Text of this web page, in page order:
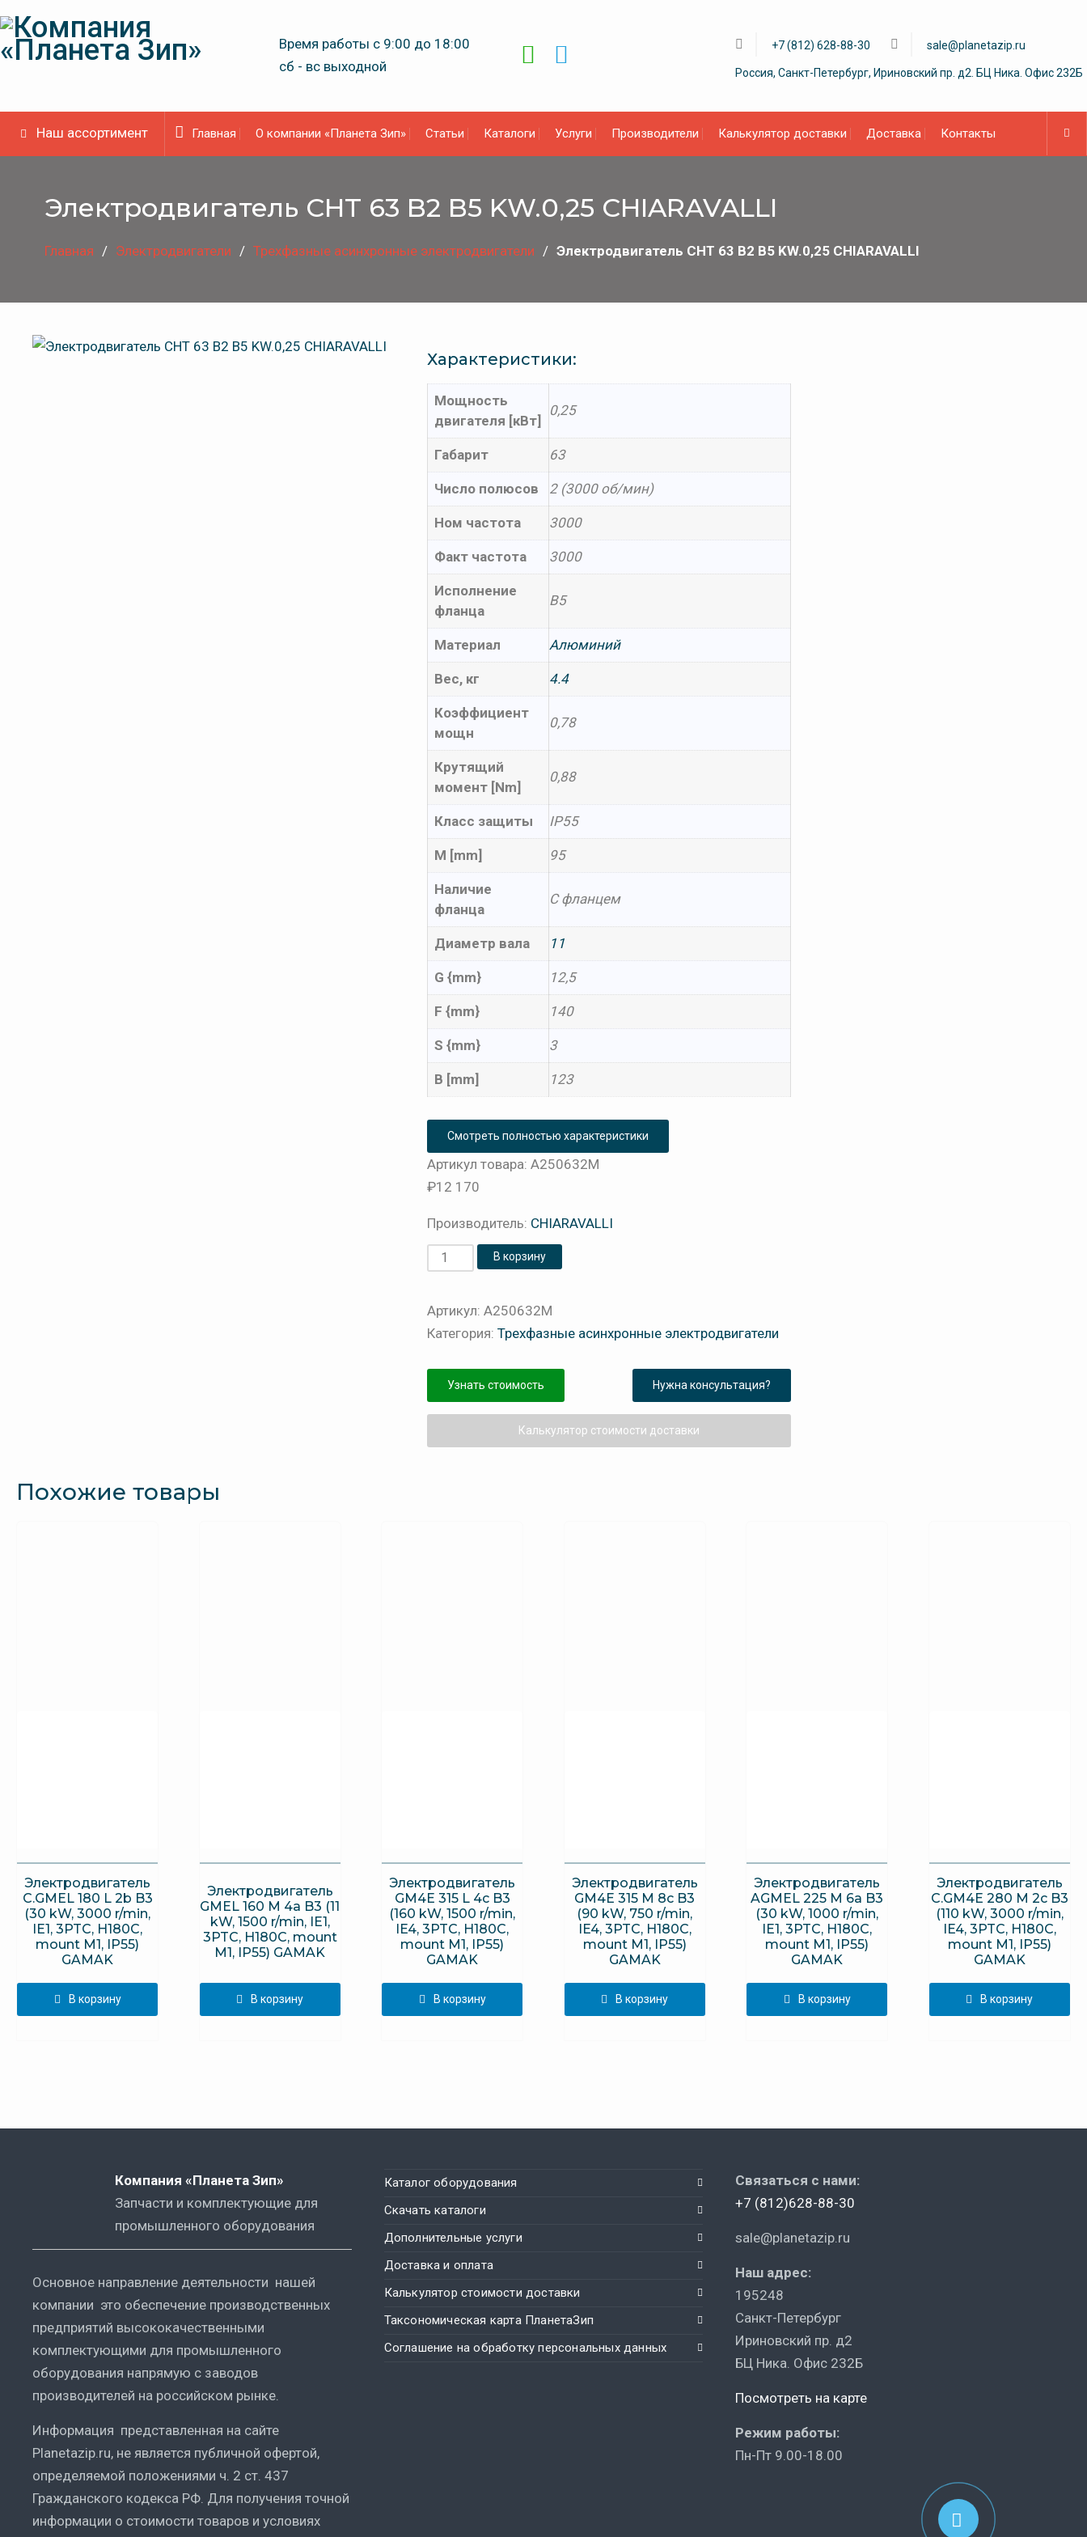
to
content
Время работы с 9:00 до 18:00
сб - вс выходной
+7 (812) 628-88-30 sale@planetazip.ru
Россия, Санкт-Петербург, Ириновский пр. д2. БЦ Ника. Офис 232Б
Наш ассортимент Главная О компании «Планета Зип» Статьи Каталоги Услуги Производители Калькулятор доставки Доставка Контакты
Электродвигатель CHT 63 B2 B5 KW.0,25 CHIARAVALLI
Главная Электродвигатели Трехфазные асинхронные электродвигатели Электродвигатель CHT 63 B2 B5 KW.0,25 CHIARAVALLI
Характеристики:
Мощность
двигателя [кВт]
0,25
Габарит 63
Число полюсов 2 (3000 об/мин)
Ном частота 3000
Факт частота 3000
Исполнение
фланца
B5
Материал Алюминий
Вес, кг 4.4
Коэффициент
мощн
0,78
Крутящий
момент [Nm]
0,88
Класс защиты IP55
M [mm] 95
Наличие
фланца
С фланцем
Диаметр вала 11
G {mm} 12,5
F {mm} 140
S {mm} 3
B [mm] 123
Смотреть полностью характеристики
Артикул товара: A250632M
12 170
₽
Производитель: CHIARAVALLI
Количество
товара
CHT
B2
KW.0,25
В корзину
Артикул: A250632M
Категория: Трехфазные асинхронные электродвигатели
Узнать стоимость Нужна консультация?
Калькулятор стоимости доставки
Похожие товары
Электродвигатель
C.GMEL 180 L 2b B3
(30 kW, 3000 r/min,
IE1, 3PTC, H180C,
mount M1, IP55)
GAMAK
В корзину
Электродвигатель
GMEL 160 M 4a B3 (11
kW, 1500 r/min, IE1,
3PTC, H180C, mount
M1, IP55) GAMAK
В корзину
Электродвигатель
GM4E 315 L 4c B3
(160 kW, 1500 r/min,
IE4, 3PTC, H180C,
mount M1, IP55)
GAMAK
В корзину
Электродвигатель
GM4E 315 M 8c B3
(90 kW, 750 r/min,
IE4, 3PTC, H180C,
mount M1, IP55)
GAMAK
В корзину
Электродвигатель
AGMEL 225 M 6a B3
(30 kW, 1000 r/min,
IE1, 3PTC, H180C,
mount M1, IP55)
GAMAK
В корзину
Электродвигатель
C.GM4E 280 M 2c B3
(110 kW, 3000 r/min,
IE4, 3PTC, H180C,
mount M1, IP55)
GAMAK
В корзину
Компания «Планета Зип»
Запчасти и комплектующие для
промышленного оборудования
Основное направление деятельности нашей
компании это обеспечение производственных
предприятий высококачественными
комплектующими для промышленного
оборудования напрямую с заводов
производителей на российском рынке.
Информация представленная на сайте
Planetazip.ru, не является публичной офертой,
определяемой положениями ч. 2 ст. 437
Гражданского кодекса РФ. Для получения точной
информации о стоимости товаров и условиях
Каталог оборудования
Скачать каталоги
Дополнительные услуги
Доставка и оплата
Калькулятор стоимости доставки
Таксономическая карта ПланетаЗип
Соглашение на обработку персональных данных
Связаться с нами:
+7 (812)628-88-30
sale@planetazip.ru
Наш адрес:
195248
Санкт-Петербург
Ириновский пр. д2
БЦ Ника. Офис 232Б
Посмотреть на карте
Режим работы:
Пн-Пт 9.00-18.00